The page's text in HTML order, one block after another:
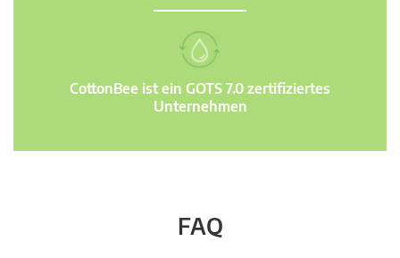
CottonBee ist ein GOTS 7.0 zertifiziertes
Unternehmen
FAQ